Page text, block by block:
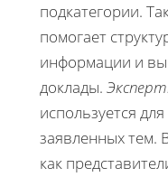
подкатегории.
помогает
информации и
доклады.
используется
заявленных тем.
как